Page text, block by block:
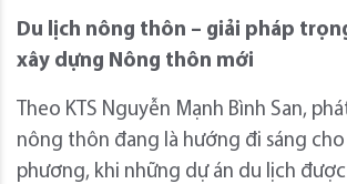
Du lịch nông thôn – giải pháp
xây dựng Nông thôn mới
Theo KTS Nguyễn Mạnh Bình San,
nông thôn đang là hướng đi sáng cho
phương, khi những dự án du lịch